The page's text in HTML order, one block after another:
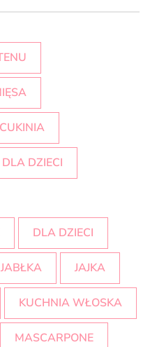
CUKINIA
DZIECI
DLA DZIECI
JABŁKA JAJKA
KUCHNIA WŁOSKA
MASCARPONE